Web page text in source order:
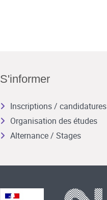
S'informer
Inscriptions / candidatures
Organisation des études
Alternance / Stages